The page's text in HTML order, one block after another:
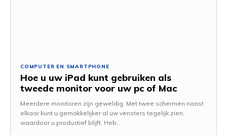
COMPUTER EN SMARTPHONE
Hoe u uw iPad kunt gebruiken als
tweede monitor voor uw pc of Mac
Meerdere monitoren zijn geweldig. Met twee schermen naast
elkaar kunt u gemakkelijker al uw vensters tegelijk zien,
waardoor u productief blijft. Heb...